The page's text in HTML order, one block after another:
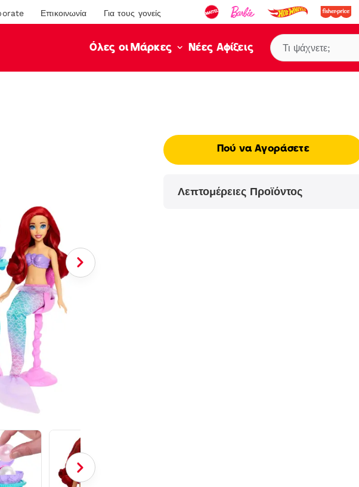
Επικοινωνία Για τους γονείς
Όλες οι Μάρκες Νέες Αφίξεις
Πού να Αγοράσετε
Λεπτομέρειες Προϊόντος